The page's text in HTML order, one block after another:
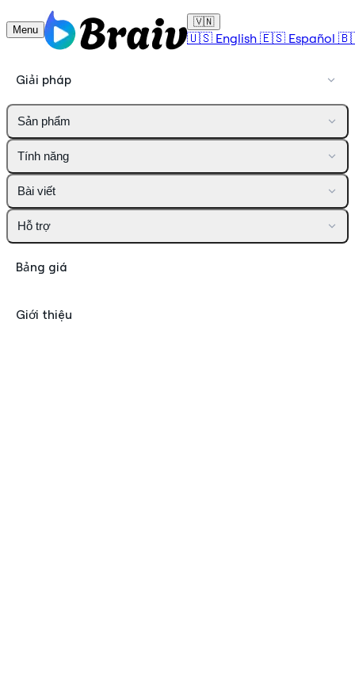
Menu
🇻🇳
🇺🇸 English 🇪🇸 Español
Giải pháp
Sản phẩm
Tính năng
Bài viết
Hỗ trợ
Bảng giá
Giới thiệu